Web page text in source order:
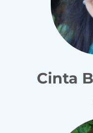
Cinta